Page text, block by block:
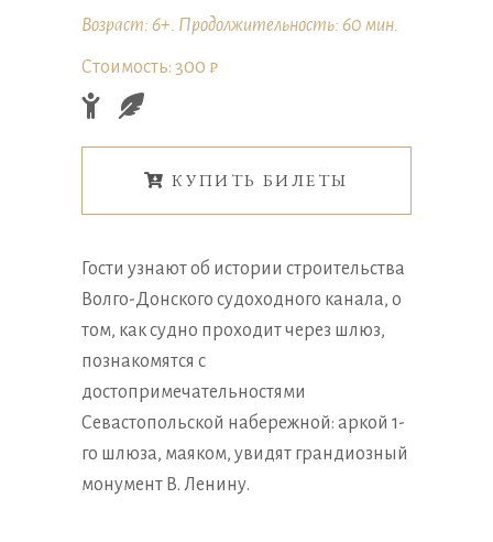
Возраст: 6+. Продолжительность: 60 мин.
Стоимость: 300 ₽
КУПИТЬ БИЛЕТЫ
Гости узнают об истории строительства
Волго-Донского судоходного канала, о
том, как судно проходит через шлюз,
познакомятся с
достопримечательностями
Севастопольской набережной: аркой 1-
го шлюза, маяком, увидят грандиозный
монумент В. Ленину.